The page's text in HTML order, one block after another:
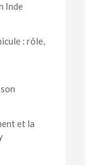
Inde
: rôle,
et la